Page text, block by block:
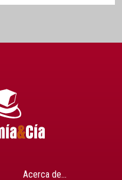
Acerca de…